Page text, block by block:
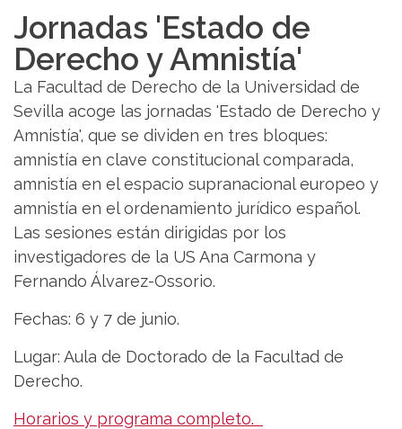
Jornadas 'Estado de
Derecho y Amnistía'
La Facultad de Derecho de la Universidad de
Sevilla acoge las jornadas 'Estado de Derecho y
Amnistía', que se dividen en tres bloques:
amnistía en clave constitucional comparada,
amnistía en el espacio supranacional europeo y
amnistía en el ordenamiento jurídico español.
Las sesiones están dirigidas por los
investigadores de la US Ana Carmona y
Fernando Álvarez-Ossorio.
Fechas: 6 y 7 de junio.
Lugar: Aula de Doctorado de la Facultad de
Derecho.
Horarios y programa completo.